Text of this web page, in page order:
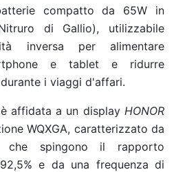
compatto da 65W in
di Gallio), utilizzabile
inversa per alimentare
e tablet e ridurre
i viaggi d'affari.
affidata a un display HONOR
WQXGA, caratterizzato da
che spingono il rapporto
e da una frequenza di